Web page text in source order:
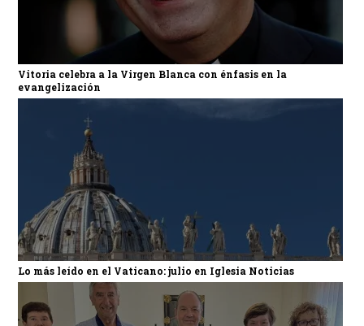
Vitoria celebra a la Virgen Blanca con énfasis en la
evangelización
Lo más leído en el Vaticano: julio en Iglesia Noticias